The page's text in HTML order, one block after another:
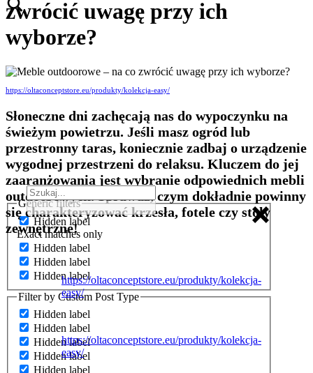
Generic filters
Hidden label
Exact matches only
Hidden label
Hidden label
Hidden label
Filter by Custom Post Type
Hidden label
Hidden label
Hidden label
Hidden label
Hidden label
zwrócić uwagę przy ich
wyborze?
https://oltaconceptstore.eu/produkty/kolekcja-easy/
Słoneczne dni zachęcają nas do wypoczynku na
świeżym powietrzu. Jeśli masz ogród lub
przestronny taras, koniecznie zadbaj o urządzenie
wygodnej przestrzeni do relaksu. Kluczem do jej
zaaranżowania jest wybranie odpowiednich mebli
outdoorowych. Sprawdź, czym dokładnie powinny
się charakteryzować krzesła, fotele czy stoły
zewnętrzne!
https://oltaconceptstore.eu/produkty/kolekcja-
easy/
https://oltaconceptstore.eu/produkty/kolekcja-
easy/